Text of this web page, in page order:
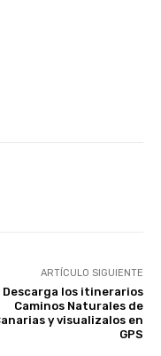
ARTÍCULO SIGUIENTE
Descarga los itinerarios
Caminos Naturales de
y visualizalos en
GPS